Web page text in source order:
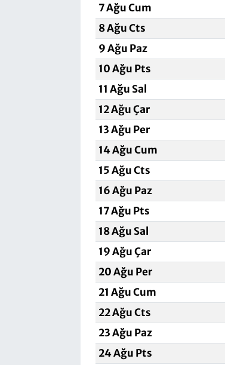
7 Ağu Cum
8 Ağu Cts
9 Ağu Paz
10 Ağu Pts
11 Ağu Sal
12 Ağu Çar
13 Ağu Per
14 Ağu Cum
15 Ağu Cts
16 Ağu Paz
17 Ağu Pts
18 Ağu Sal
19 Ağu Çar
20 Ağu Per
21 Ağu Cum
22 Ağu Cts
23 Ağu Paz
24 Ağu Pts